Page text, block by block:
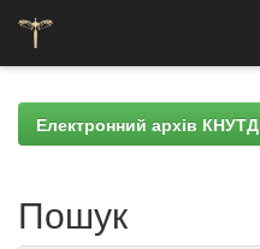
navigationЕлектронний архів КНУТД
Пошук